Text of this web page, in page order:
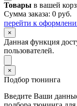
Товары в вашей
Сумма заказа: 0 руб.
перейти к
×
Данная функция
пользователей.
×
Подбор тюнинга
Введите Ваши